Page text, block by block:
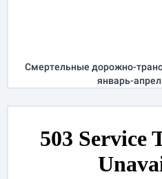
Cмертельные дорожно-
январь-